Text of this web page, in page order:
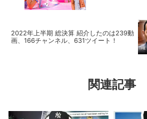
2022年上半期 総決算 紹介したのは239動
画、166チャンネル、631ツイート！
関連記事